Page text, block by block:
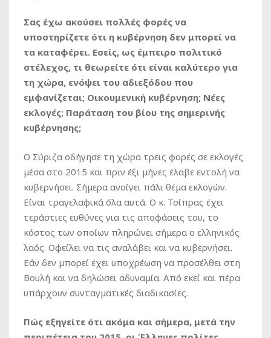
Σας έχω ακούσει πολλές φορές να
υποστηρίζετε ότι η κυβέρνηση δεν μπορεί να
τα καταφέρει. Εσείς, ως έμπειρο πολιτικό
στέλεχος, τι θεωρείτε ότι είναι καλύτερο για
τη χώρα, ενόψει του αδιεξόδου που
εμφανίζεται; Οικουμενική κυβέρνηση; Νέες
εκλογές; Παράταση του βίου της σημερινής
κυβέρνησης;
Ο Σύριζα οδήγησε τη χώρα τρεις φορές σε εκλογές
μέσα στο 2015 και πριν έξι μήνες έλαβε εντολή να
κυβερνήσει. Σήμερα ανοίγει πάλι θέμα εκλογών.
Είναι τραγελαφικά όλα αυτά. Ο κ. Τσίπρας έχει
τεράστιες ευθύνες για τις αποφάσεις του, το
κόστος των οποίων πληρώνει σήμερα ο ελληνικός
λαός. Οφείλει να τις αναλάβει και να κυβερνήσει.
Εάν δεν μπορεί έχει υποχρέωση να προσέλθει στη
Βουλή και να δηλώσει αδυναμία. Από εκεί και πέρα
υπάρχουν συνταγματικές διαδικασίες.
Πώς εξηγείτε ότι ακόμα και σήμερα, μετά την